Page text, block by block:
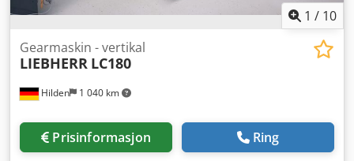
1 / 10
Hilden 1 040 km
Gearmaskin - vertikal
LIEBHERR LC180
Prisinformasjon Ring